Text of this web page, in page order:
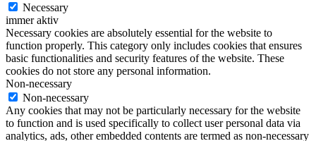
Necessary
immer aktiv
Necessary cookies are absolutely essential for the website to
function properly. This category only includes cookies that ensures
basic functionalities and security features of the website. These
cookies do not store any personal information.
Non-necessary
Non-necessary
Any cookies that may not be particularly necessary for the website
to function and is used specifically to collect user personal data via
analytics, ads, other embedded contents are termed as non-necessary